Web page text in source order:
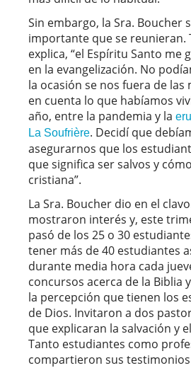
Sin embargo, la Sra. Boucher
importante que se reunieran.
explica, “el Espíritu Santo me
en la evangelización. No
la ocasión se nos fuera de las
en cuenta lo que habíamos
año, entre la pandemia y la
La Soufrière. Decidí que
asegurarnos que los
que significa ser salvos y
cristiana”.
La Sra. Boucher dio en el
mostraron interés y, este
pasó de los 25 o 30
tener más de 40 estudiantes
durante media hora cada
concursos acerca de la Biblia
la percepción que tienen los
de Dios. Invitaron a dos
que explicaran la salvación y
Tanto estudiantes como
compartieron sus